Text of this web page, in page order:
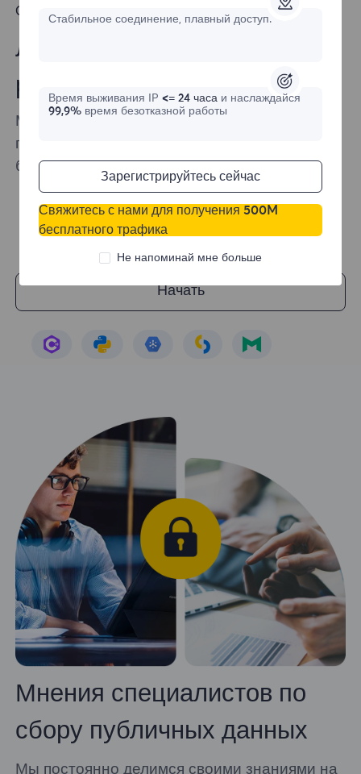
Основные поддерживаемые языки
Легко интегрируйте наши
решения в ваши проекты
Мы гарантируем, что интеграция наших
продуктов в вашу инфраструктуру парсинга
будет максимально простой.
Начать
Мнения специалистов по
сбору публичных данных
Мы постоянно делимся своими знаниями на
Стабильное соединение, плавный доступ.
Время выживания IP <= 24 часа и наслаждайся
99,9%время безотказной работы
Зарегистрируйтесь сейчас
Свяжитесь с нами для получения 500M
бесплатного трафика
Не напоминай мне больше